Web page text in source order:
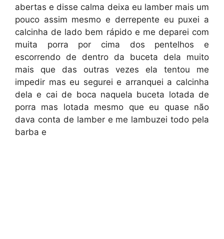
abertas e disse calma deixa eu lamber mais um
pouco assim mesmo e derrepente eu puxei a
calcinha de lado bem rápido e me deparei com
muita porra por cima dos pentelhos e
escorrendo de dentro da buceta dela muito
mais que das outras vezes ela tentou me
impedir mas eu segurei e arranquei a calcinha
dela e cai de boca naquela buceta lotada de
porra mas lotada mesmo que eu quase não
dava conta de lamber e me lambuzei todo pela
barba e